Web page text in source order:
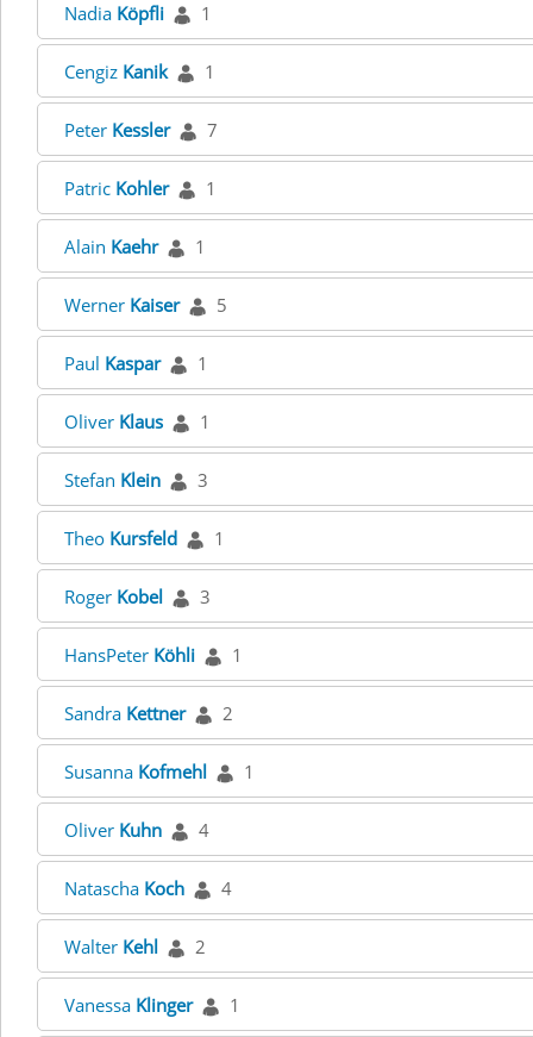
Nadia Köpfli 1
Cengiz Kanik 1
Peter Kessler 7
Patric Kohler 1
Alain Kaehr 1
Werner Kaiser 5
Paul Kaspar 1
Oliver Klaus 1
Stefan Klein 3
Theo Kursfeld 1
Roger Kobel 3
HansPeter Köhli 1
Sandra Kettner 2
Susanna Kofmehl 1
Oliver Kuhn 4
Natascha Koch 4
Walter Kehl 2
Vanessa Klinger 1